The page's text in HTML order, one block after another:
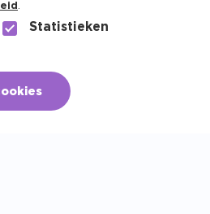
.
Statistieken